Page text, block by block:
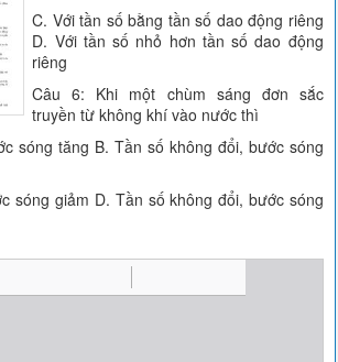
C. Với tần số bằng tần số dao động riêng
D. Với tần số nhỏ hơn tần số dao động
riêng
Câu 6: Khi một chùm sáng đơn sắc
truyền từ không khí vào nước thì
sóng tăng B. Tần số không đổi, bước sóng
sóng giảm D. Tần số không đổi, bước sóng